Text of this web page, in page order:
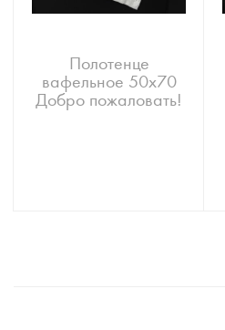
Полотенце
вафельное 50х70
Добро пожаловать!